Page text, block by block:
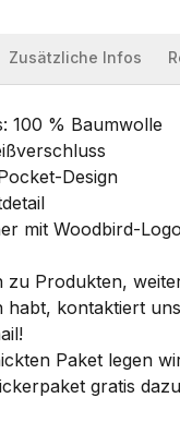
Zusätzliche Infos
100 % Baumwolle
Design
mit Woodbird-Logo
zu Produkten,
habt, kontaktiert
Paket legen
gratis